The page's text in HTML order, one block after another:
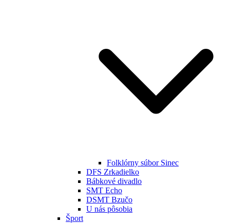
Folklórny súbor Sinec
DFS Zrkadielko
Bábkové divadlo
SMT Echo
DSMT Bzučo
U nás pôsobia
Šport